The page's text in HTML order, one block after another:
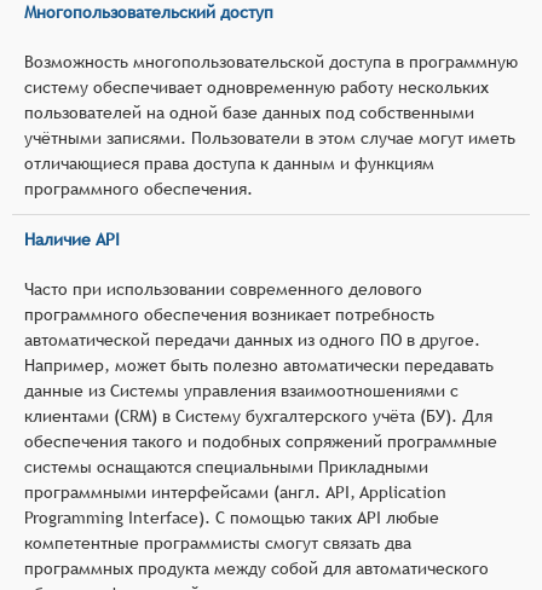
Многопользовательский доступ
Возможность многопользовательской доступа в программную
систему обеспечивает одновременную работу нескольких
пользователей на одной базе данных под собственными
учётными записями. Пользователи в этом случае могут иметь
отличающиеся права доступа к данным и функциям
программного обеспечения.
Наличие API
Часто при использовании современного делового
программного обеспечения возникает потребность
автоматической передачи данных из одного ПО в другое.
Например, может быть полезно автоматически передавать
данные из Системы управления взаимоотношениями с
клиентами (CRM) в Систему бухгалтерского учёта (БУ). Для
обеспечения такого и подобных сопряжений программные
системы оснащаются специальными Прикладными
программными интерфейсами (англ. API, Application
Programming Interface). С помощью таких API любые
компетентные программисты смогут связать два
программных продукта между собой для автоматического